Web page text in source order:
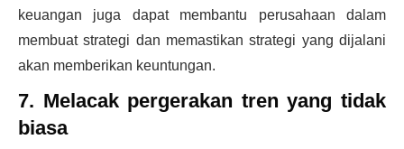
keuangan juga dapat membantu perusahaan dalam
membuat strategi dan memastikan strategi yang dijalani
akan memberikan keuntungan.
7. Melacak pergerakan tren yang tidak
biasa